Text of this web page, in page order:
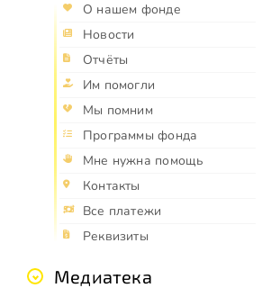
О нашем фонде
Новости
Отчёты
Им помогли
Мы помним
Программы фонда
Мне нужна помощь
Контакты
Все платежи
Реквизиты
Медиатека